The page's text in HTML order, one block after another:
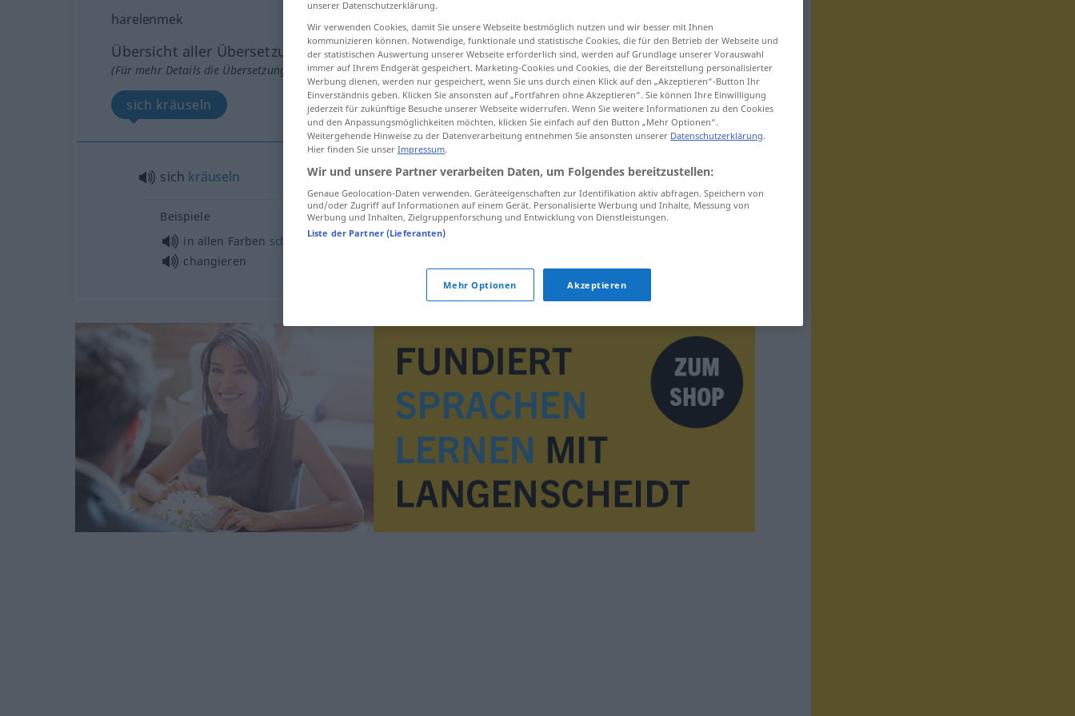
harelenmek
Übersicht aller Übersetzungen
(Für mehr Details die Übersetzung anklicken/antippen)
sich kräuseln
sich kräuseln harelenmek
Beispiele
in allen Farben schillern
changieren
unserer Datenschutzerklärung.
Wir verwenden Cookies, damit Sie unsere Webseite bestmöglich nutzen und wir besser mit Ihnen
kommunizieren können. Notwendige, funktionale und statistische Cookies, die für den Betrieb der Webseite und
der statistischen Auswertung unserer Webseite erforderlich sind, werden auf Grundlage unserer Vorauswahl
immer auf Ihrem Endgerät gespeichert. Marketing-Cookies und Cookies, die der Bereitstellung personalisierter
Werbung dienen, werden nur gespeichert, wenn Sie uns durch einen Klick auf den „Akzeptieren“-Button Ihr
Einverständnis geben. Klicken Sie ansonsten auf „Fortfahren ohne Akzeptieren“. Sie können Ihre Einwilligung
jederzeit für zukünftige Besuche unserer Webseite widerrufen. Wenn Sie weitere Informationen zu den Cookies
und den Anpassungsmöglichkeiten möchten, klicken Sie einfach auf den Button „Mehr Optionen“.
Weitergehende Hinweise zu der Datenverarbeitung entnehmen Sie ansonsten unserer Datenschutzerklärung.
Hier finden Sie unser Impressum.
Wir und unsere Partner verarbeiten Daten, um Folgendes bereitzustellen:
Genaue Geolocation-Daten verwenden. Geräteeigenschaften zur Identifikation aktiv abfragen. Speichern von
und/oder Zugriff auf Informationen auf einem Gerät. Personalisierte Werbung und Inhalte, Messung von
Werbung und Inhalten, Zielgruppenforschung und Entwicklung von Dienstleistungen.
Liste der Partner (Lieferanten)
Mehr Optionen Akzeptieren